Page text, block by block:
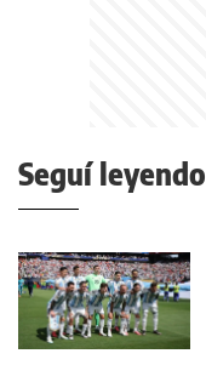
Seguí leyendo